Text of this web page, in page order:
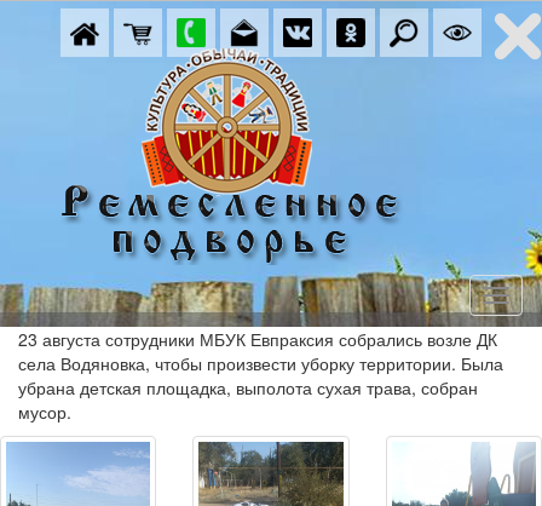
23 августа сотрудники МБУК Евпраксия собрались возле ДК
села Водяновка, чтобы произвести уборку территории. Была
убрана детская площадка, выполота сухая трава, собран
мусор.